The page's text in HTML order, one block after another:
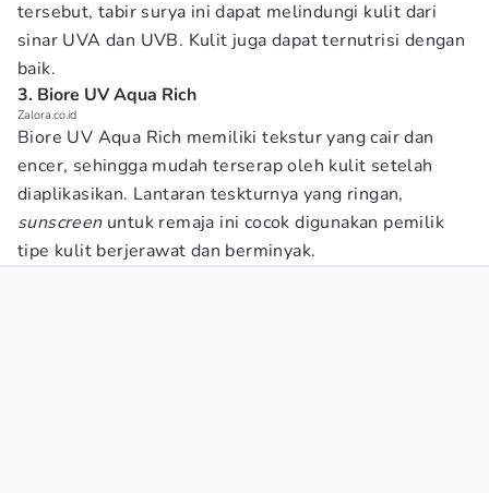
tersebut, tabir surya ini dapat melindungi kulit dari
sinar UVA dan UVB. Kulit juga dapat ternutrisi dengan
baik.
3. Biore UV Aqua Rich
Zalora.co.id
Biore UV Aqua Rich memiliki tekstur yang cair dan
encer, sehingga mudah terserap oleh kulit setelah
diaplikasikan. Lantaran teskturnya yang ringan,
sunscreenuntuk remaja ini cocok digunakan pemilik
tipe kulit berjerawat dan berminyak.